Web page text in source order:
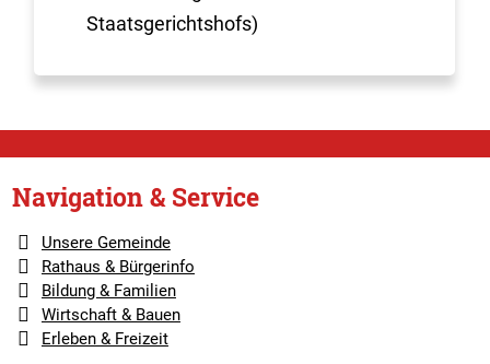
Staatsgerichtshofs)
Navigation & Service
Unsere Gemeinde
Rathaus & Bürgerinfo
Bildung & Familien
Wirtschaft & Bauen
Erleben & Freizeit